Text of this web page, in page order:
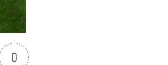
0